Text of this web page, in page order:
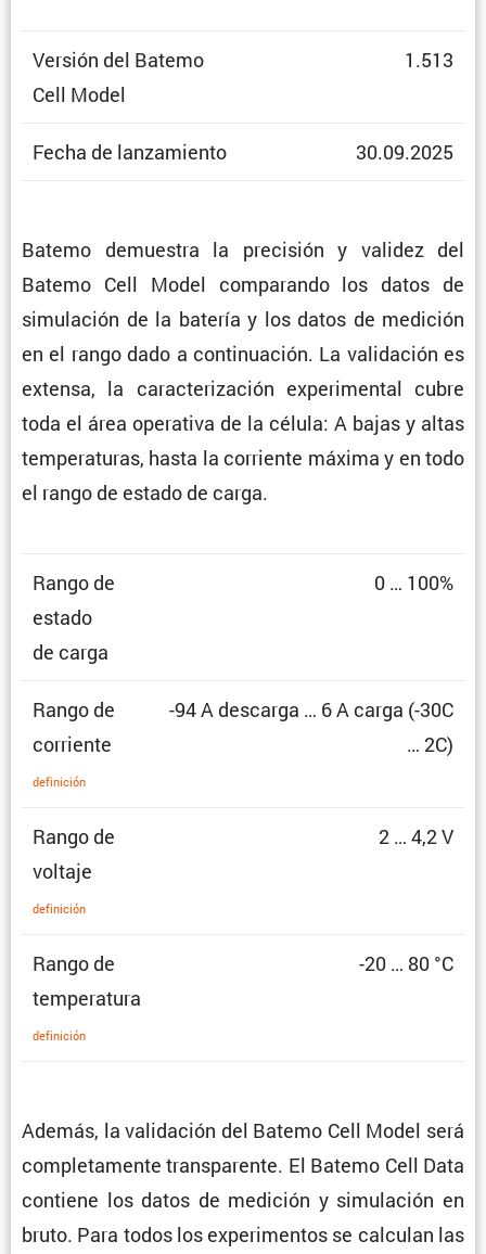
Versión del Batemo
Cell Model
1.513
Fecha de lanzamiento 30.09.2025
Batemo demuestra la preci­sión y validez del
Batemo Cell Model compa­rando los datos de
simula­ción de la batería y los datos de medición
en el rango dado a conti­nua­ción. La valida­ción es
extensa, la carac­te­ri­za­ción experi­mental cubre
toda el área opera­tiva de la célula: A bajas y altas
tempe­ra­turas, hasta la corriente máxima y en todo
el rango de estado de carga.
Rango de
estado
de carga
0 … 100%
Rango de
corriente
defini­ción
-94 A descarga … 6 A carga (-30C
… 2C)
Rango de
voltaje
defini­ción
2 … 4,2 V
Rango de
temperatura
defini­ción
-20 … 80 °C
Además, la valida­ción del Batemo Cell Model será
comple­ta­mente trans­pa­rente. El Batemo Cell Data
contiene los datos de medición y simula­ción en
bruto. Para todos los experi­mentos se calculan las